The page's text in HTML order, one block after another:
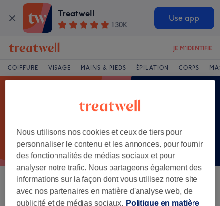
Treatwell
130K
Use app
JE M'IDENTIFIE
COIFFURE VISAGE MAINS & PIEDS ÉPILATION CORPS
Trier par Salons Offres Express Note
Nous utilisons nos cookies et ceux de tiers pour
personnaliser le contenu et les annonces, pour fournir
des fonctionnalités de médias sociaux et pour
analyser notre trafic. Nous partageons également des
informations sur la façon dont vous utilisez notre site
avec nos partenaires en matière d'analyse web, de
publicité et de médias sociaux. Politique en matière